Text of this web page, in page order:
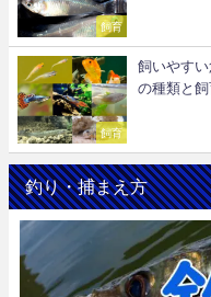
飼育
飼育
飼いやす
の種類と
釣り・捕まえ方